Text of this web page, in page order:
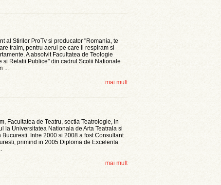
al Stirilor ProTv si producator "Romania, te
traim, pentru aerul pe care il respiram si
A absolvit Facultatea de Teologie
si Relatii Publice" din cadrul Scolii Nationale
...
mai mult
Facultatea de Teatru, sectia Teatrologie, in
la Universitatea Nationala de Arta Teatrala si
Bucuresti. Intre 2000 si 2008 a fost Consultant
primind in 2005 Diploma de Excelenta
mai mult